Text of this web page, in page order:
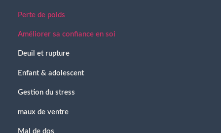
Perte de poids
Améliorer sa confiance en soi
Deuil et rupture
Enfant & adolescent
Gestion du stress
maux de ventre
Mal de dos